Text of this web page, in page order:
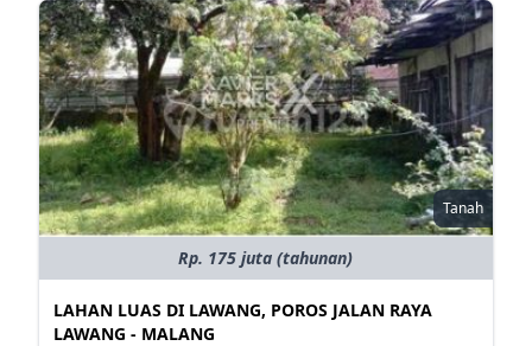
Tanah
Rp. 175 juta (tahunan)
LAHAN LUAS DI LAWANG, POROS JALAN RAYA
LAWANG - MALANG